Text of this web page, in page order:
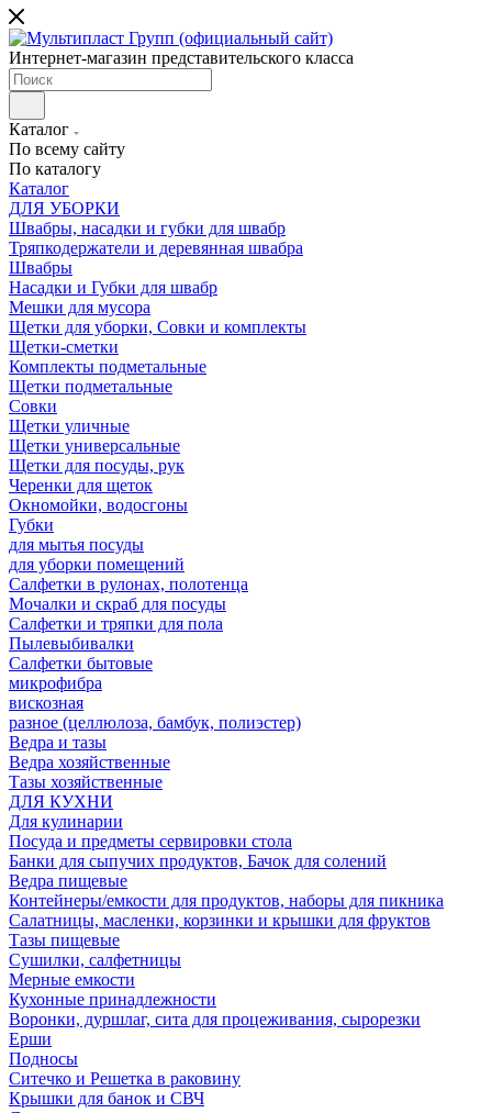
Интернет-магазин представительского класса
Каталог
По всему сайту
По каталогу
Каталог
ДЛЯ УБОРКИ
Швабры, насадки и губки для швабр
Тряпкодержатели и деревянная швабра
Швабры
Насадки и Губки для швабр
Мешки для мусора
Щетки для уборки, Совки и комплекты
Щетки-сметки
Комплекты подметальные
Щетки подметальные
Совки
Щетки уличные
Щетки универсальные
Щетки для посуды, рук
Черенки для щеток
Окномойки, водосгоны
Губки
для мытья посуды
для уборки помещений
Салфетки в рулонах, полотенца
Мочалки и скраб для посуды
Салфетки и тряпки для пола
Пылевыбивалки
Салфетки бытовые
микрофибра
вискозная
разное (целлюлоза, бамбук, полиэстер)
Ведра и тазы
Ведра хозяйственные
Тазы хозяйственные
ДЛЯ КУХНИ
Для кулинарии
Посуда и предметы сервировки стола
Банки для сыпучих продуктов, Бачок для солений
Ведра пищевые
Контейнеры/емкости для продуктов, наборы для пикника
Салатницы, масленки, корзинки и крышки для фруктов
Тазы пищевые
Сушилки, салфетницы
Мерные емкости
Кухонные принадлежности
Воронки, дуршлаг, сита для процеживания, сырорезки
Ерши
Подносы
Ситечко и Решетка в раковину
Крышки для банок и СВЧ